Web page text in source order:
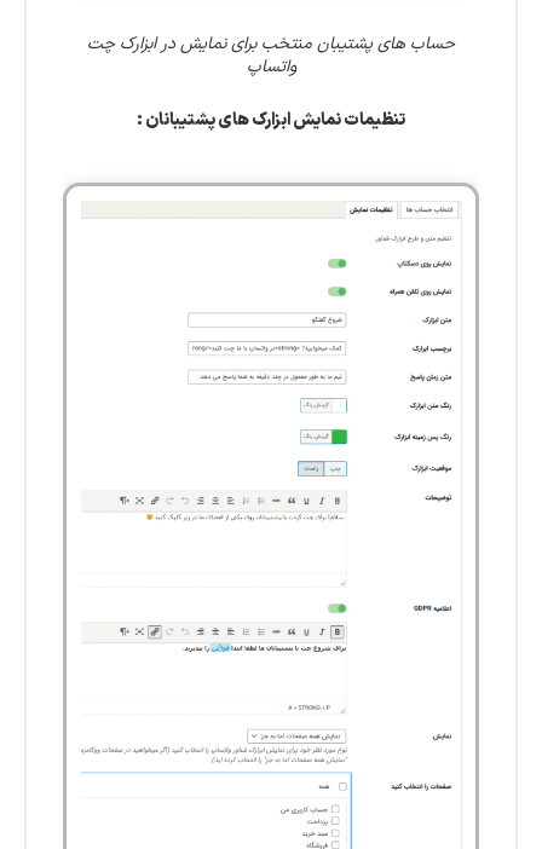
حساب های پشتیبان منتخب برای نمایش در ابزارک چت
واتساپ
تنظیمات نمایش ابزارک های پشتیبانان :